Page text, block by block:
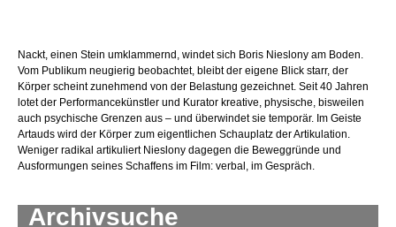
Archivsuche
Nackt, einen Stein umklammernd, windet sich Boris Nieslony am Boden.
Vom Publikum neugierig beobachtet, bleibt der eigene Blick starr, der
Körper scheint zunehmend von der Belastung gezeichnet. Seit 40 Jahren
lotet der Performancekünstler und Kurator kreative, physische, bisweilen
auch psychische Grenzen aus – und überwindet sie temporär. Im Geiste
Artauds wird der Körper zum eigentlichen Schauplatz der Artikulation.
Weniger radikal artikuliert Nieslony dagegen die Beweggründe und
Ausformungen seines Schaffens im Film: verbal, im Gespräch.